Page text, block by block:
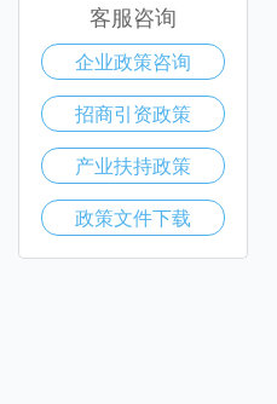
客服咨询
企业政策咨询
招商引资政策
产业扶持政策
政策文件下载